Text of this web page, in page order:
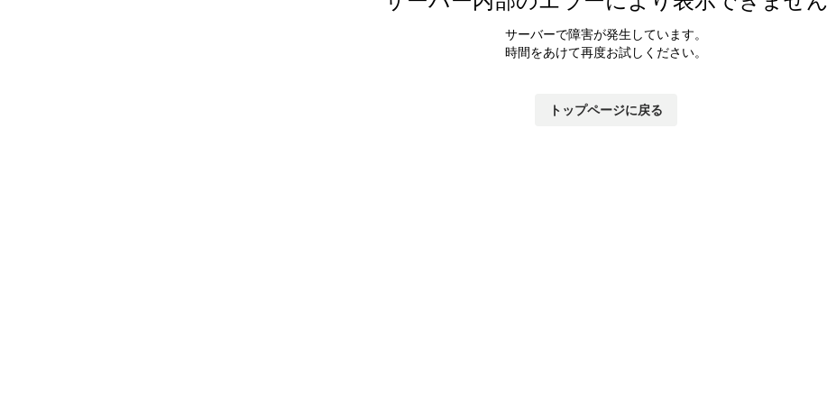
サーバーで障害が発生しています。
時間をあけて再度お試しください。
トップページに戻る